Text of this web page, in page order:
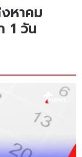
หาคม
1 วัน